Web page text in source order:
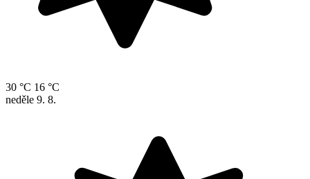
30 °C 16 °C
neděle 9. 8.